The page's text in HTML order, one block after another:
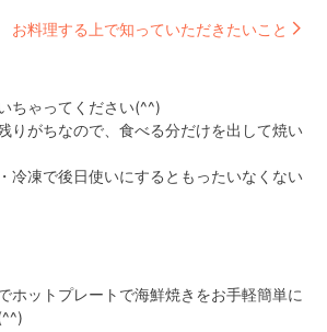
お料理する上で知っていただきたいこと
ちゃってください(^^)
りがちなので、食べる分だけを出して焼い
冷凍で後日使いにするともったいなくない
ホットプレートで海鮮焼きをお手軽簡単に